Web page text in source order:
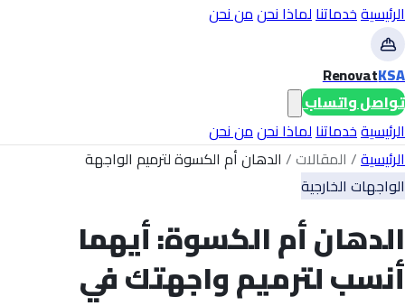
الرئيسيةخدماتنالماذا نحنمن نحن
RenovatKSA
تواصل واتساب
الرئيسيةخدماتنالماذا نحنمن نحن
الرئيسية/ المقالات/ الدهان أم الكسوة لترميم الواجهة
الواجهات الخارجية
الدهان أم الكسوة: أيهما
أنسب لترميم واجهتك في